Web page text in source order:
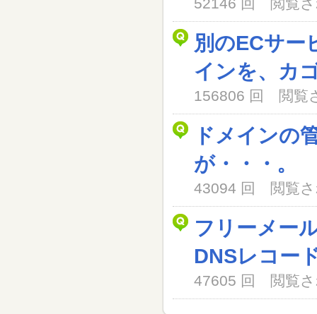
52146 回 閲覧
別のECサー
インを、カ
156806 回 閲覧
ドメインの
が・・・。
43094 回 閲覧
フリーメー
DNSレコー
47605 回 閲覧